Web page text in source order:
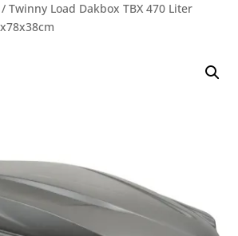
/ Twinny Load Dakbox TBX 470 Liter